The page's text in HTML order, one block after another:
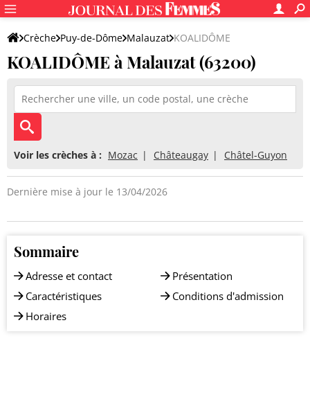
Crèche Puy-de-Dôme Malauzat KOALIDÔME
KOALIDÔME à Malauzat (63200)
Voir les crèches à : Mozac Châteaugay Châtel-Guyon
Dernière mise à jour le 13/04/2026
Sommaire
Adresse et contact
Caractéristiques
Horaires
Présentation
Conditions d'admission